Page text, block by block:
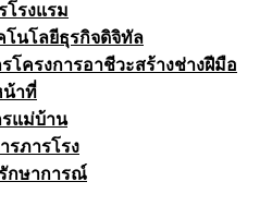
โรงแรม
โนโลยีธุรกิจดิจิทัล
โครงการอาชีวะสร้างช่างฝีมือ
น้าที่
แม่บ้าน
รภารโรง
กษาการณ์